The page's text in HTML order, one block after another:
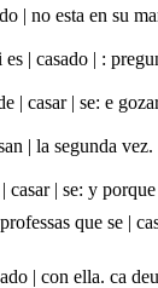
| no esta en su
| casado | :
casar | se: e
| la segunda
| se: y
que se |
| con ella. ca